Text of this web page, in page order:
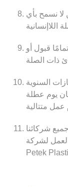
لا نسمح بأي
قبول أو
السنوية
يوم عطلة
شركائنا
العمل لشركة